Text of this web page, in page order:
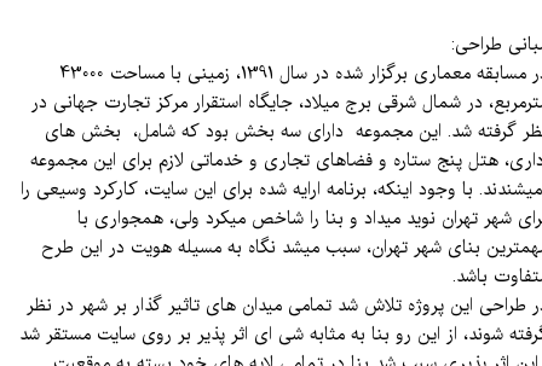
طراحی:
در مسابقه معماری برگزار شده در سال 1391، زمینی با مساحت 43000
در شمال شرقی برج میلاد، جایگاه استقرار مرکز تجارت جهانی در
گرفته شد. این مجموعه دارای سه بخش بود که شامل، بخش های
هتل پنج ستاره و فضاهای تجاری و خدماتی لازم برای این مجموعه
با وجود اینکه، برنامه ارایه شده برای این سایت، کارکرد وسیعی را
شهر تهران نوید میداد و بنا را شاخص میکرد ولی، همجواری با
بنای شهر تهران، سبب میشد نگاه به مسیله هویت در این طرح
باشد.
طراحی این پروژه تلاش شد تمامی میدان های تاثیر گذار بر شهر در نظر
شوند، از این رو بنا به مثابه شی ای اثر پذیر بر روی سایت مستقر شد